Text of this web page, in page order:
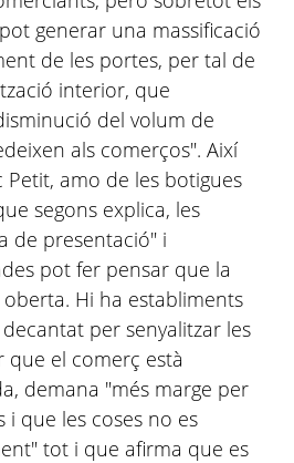
generar una massificació
de les portes, per tal de
interior, que
del volum de
als comerços". Així
amo de les botigues
segons explica, les
de presentació" i
pot fer pensar que la
Hi ha establiments
per senyalitzar les
el comerç està
demana "més marge per
i que les coses no es
tot i que afirma que es